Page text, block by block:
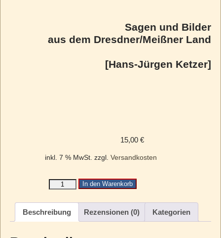
Sagen und Bilder
aus dem Dresdner/Meißner Land
[Hans-Jürgen Ketzer]
15,00 €
inkl. 7 % MwSt. zzgl. Versandkosten
In den Warenkorb
Beschreibung Rezensionen (0) Kategorien